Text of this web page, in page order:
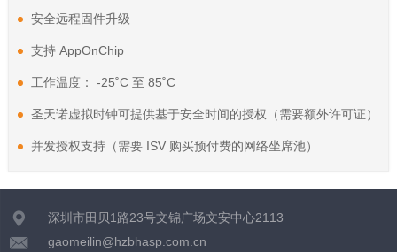
安全远程固件升级
支持 AppOnChip
工作温度： -25˚C 至 85˚C
圣天诺虚拟时钟可提供基于安全时间的授权（需要额外许可证）
并发授权支持（需要 ISV 购买预付费的网络坐席池）
深圳市田贝1路23号文锦广场文安中心2113
gaomeilin@hzbhasp.com.cn